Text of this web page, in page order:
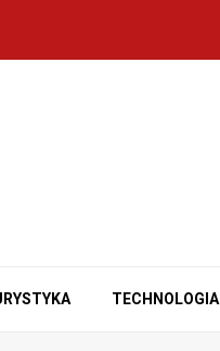
TECHNOLOGIA